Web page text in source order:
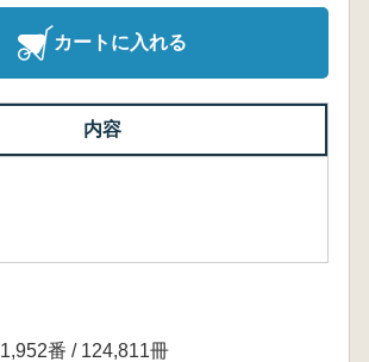
カートに入れる
内容
1,952番 / 124,811冊